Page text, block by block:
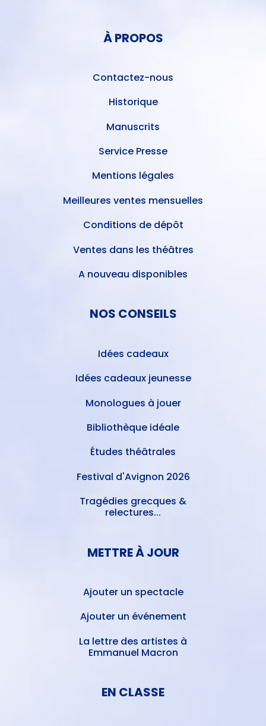
À PROPOS
Contactez-nous
Historique
Manuscrits
Service Presse
Mentions légales
Meilleures ventes mensuelles
Conditions de dépôt
Ventes dans les théâtres
A nouveau disponibles
NOS CONSEILS
Idées cadeaux
Idées cadeaux jeunesse
Monologues à jouer
Bibliothèque idéale
Études théâtrales
Festival d'Avignon 2026
Tragédies grecques &
relectures...
METTRE À JOUR
Ajouter un spectacle
Ajouter un événement
La lettre des artistes à
Emmanuel Macron
EN CLASSE